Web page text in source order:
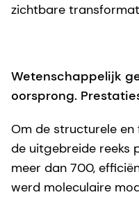
zichtbare
Wetenschappelijk
oorsprong.
Om de structurele en
de uitgebreide reeks
meer dan 700,
werd moleculaire